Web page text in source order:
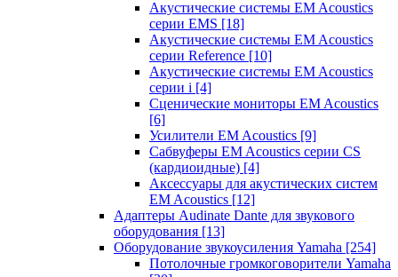
Акустические системы EM Acoustics
серии EMS [18]
Акустические системы EM Acoustics
серии Reference [10]
Акустические системы EM Acoustics
серии i [4]
Сценические мониторы EM Acoustics
[6]
Усилители EM Acoustics [9]
Сабвуферы EM Acoustics серии CS
(кардиоидные) [4]
Аксессуары для акустических систем
EM Acoustics [12]
Адаптеры Audinate Dante для звукового
оборудования [13]
Оборудование звукоусиления Yamaha [254]
Потолочные громкоговорители Yamaha